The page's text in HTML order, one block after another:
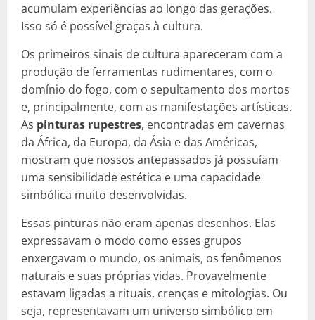
acumulam experiências ao longo das gerações.
Isso só é possível graças à cultura.
Os primeiros sinais de cultura apareceram com a
produção de ferramentas rudimentares, com o
domínio do fogo, com o sepultamento dos mortos
e, principalmente, com as manifestações artísticas.
As pinturas rupestres, encontradas em cavernas
da África, da Europa, da Ásia e das Américas,
mostram que nossos antepassados já possuíam
uma sensibilidade estética e uma capacidade
simbólica muito desenvolvidas.
Essas pinturas não eram apenas desenhos. Elas
expressavam o modo como esses grupos
enxergavam o mundo, os animais, os fenômenos
naturais e suas próprias vidas. Provavelmente
estavam ligadas a rituais, crenças e mitologias. Ou
seja, representavam um universo simbólico em